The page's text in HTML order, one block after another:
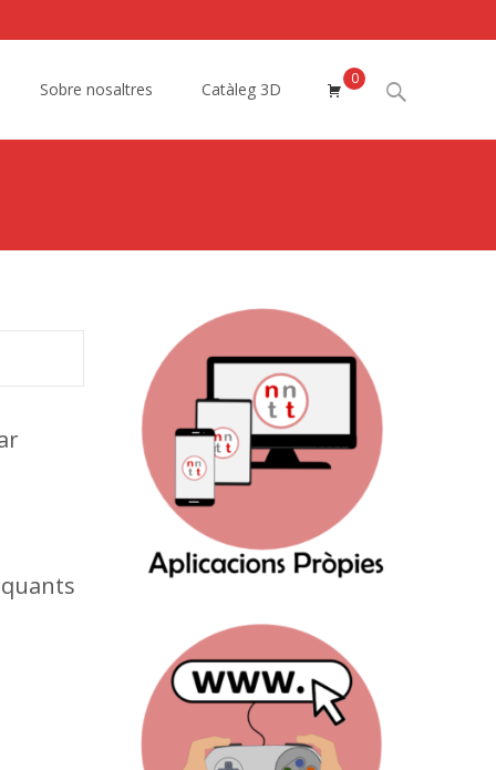
Sobre nosaltres Catàleg 3D
0
Search